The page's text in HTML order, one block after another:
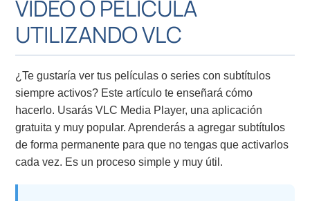
VIDEO O PELÍCULA
UTILIZANDO VLC
¿Te gustaría ver tus películas o series con subtítulos
siempre activos? Este artículo te enseñará cómo
hacerlo. Usarás VLC Media Player, una aplicación
gratuita y muy popular. Aprenderás a agregar subtítulos
de forma permanente para que no tengas que activarlos
cada vez. Es un proceso simple y muy útil.